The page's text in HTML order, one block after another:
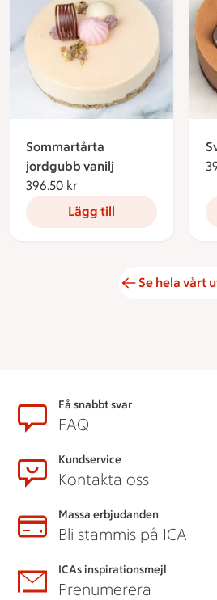
Sommartårta
jordgubb vanilj
396.50 kr
Lägg till
Se hela vårt
SidfotFå snabbt svar
FAQ
Kundservice
Kontakta oss
Massa erbjudanden
Bli stammis på ICA
ICAs inspirationsmejl
Prenumerera